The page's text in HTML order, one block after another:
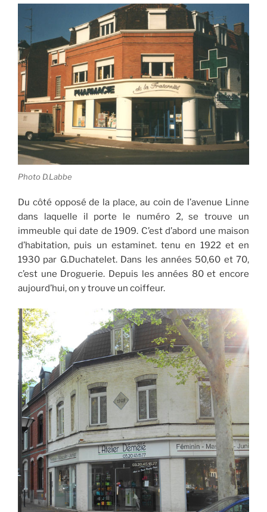
Photo D.Labbe
Du côté opposé de la place, au coin de l’avenue Linne
dans laquelle il porte le numéro 2, se trouve un
immeuble qui date de 1909. C’est d’abord une maison
d’habitation, puis un estaminet. tenu en 1922 et en
1930 par G.Duchatelet. Dans les années 50,60 et 70,
c’est une Droguerie. Depuis les années 80 et encore
aujourd’hui, on y trouve un coiffeur.